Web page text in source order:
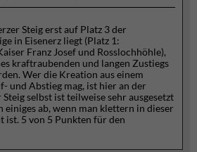
Steig erst auf Platz 3 der
in Eisenerz liegt (Platz 1:
Franz Josef und Rosslochhöhle),
kraftraubenden und langen Zustiegs
Wer die Kreation aus einem
und Abstieg mag, ist hier an der
selbst ist teilweise sehr ausgesetzt
einiges ab, wenn man klettern in dieser
ist. 5 von 5 Punkten für den